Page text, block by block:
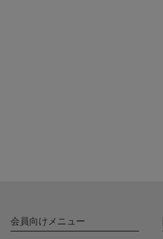
会員向けメニュー